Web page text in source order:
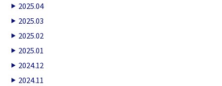
2025.04
2025.03
2025.02
2025.01
2024.12
2024.11